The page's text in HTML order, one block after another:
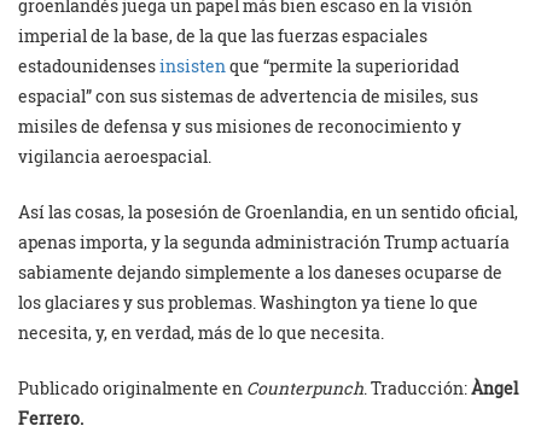
groenlandés juega un papel más bien escaso en la visión
imperial de la base, de la que las fuerzas espaciales
estadounidensesinsistenque “permite la superioridad
espacial” con sus sistemas de advertencia de misiles, sus
misiles de defensa y sus misiones de reconocimiento y
vigilancia aeroespacial.
Así las cosas, la posesión de Groenlandia, en un sentido oficial,
apenas importa, y la segunda administración Trump actuaría
sabiamente dejando simplemente a los daneses ocuparse de
los glaciares y sus problemas. Washington ya tiene lo que
necesita, y, en verdad, más de lo que necesita.
Publicado originalmente en Counterpunch. Traducción:Àngel
Ferrero.